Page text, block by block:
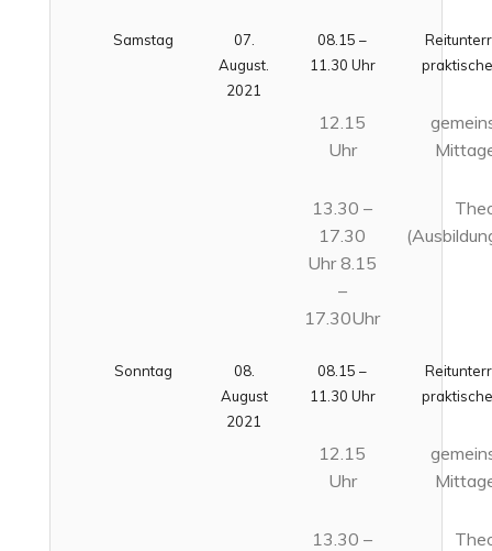
Samstag
07.
August.
2021
08.15 –
11.30 Uhr
12.15
Uhr
13.30 –
17.30
Uhr 8.15
–
17.30Uhr
Sonntag
08.
August
2021
08.15 –
11.30 Uhr
12.15
Uhr
13.30 –